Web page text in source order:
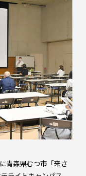
青森県むつ市「来さ